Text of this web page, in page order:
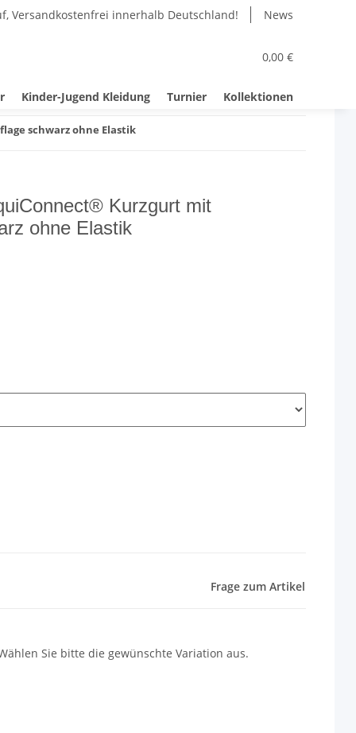
Versandkostenfrei innerhalb Deutschland! News
0,00 €
Kinder-Jugend Kleidung Turnier Kollektionen
schwarz ohne Elastik
Kurzgurt mit
ohne Elastik
Frage zum Artikel
Sie bitte die gewünschte Variation aus.